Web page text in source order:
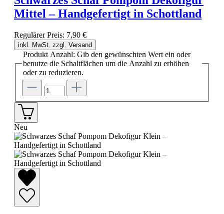
Mittel – Handgefertigt in Schottland
Regulärer Preis: 7,90 €
inkl. MwSt. zzgl. Versand
Produkt Anzahl: Gib den gewünschten Wert ein oder
benutze die Schaltflächen um die Anzahl zu erhöhen
oder zu reduzieren.
Neu